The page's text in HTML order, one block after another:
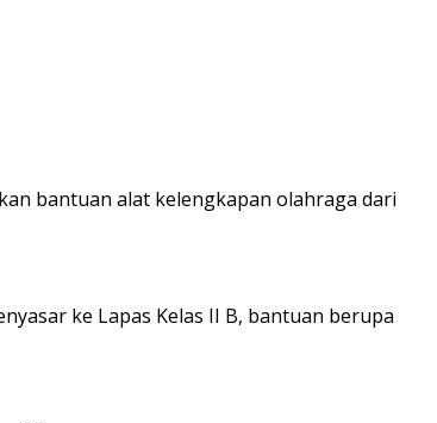
bantuan alat kelengkapan olahraga dari
ke Lapas Kelas II B, bantuan berupa